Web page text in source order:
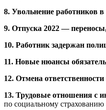
8. Увольнение работников
9. Отпуска 2022 —
10. Работник задержан
11. Новые нюансы
12. Отмена
13. Трудовые отношения с
по социальному